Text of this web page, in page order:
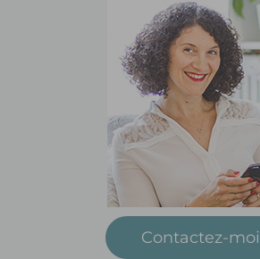
Contactez-moi